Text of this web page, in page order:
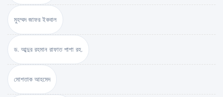
মুহম্মদ জাফর ইকবাল
ড. আব্দুর রহমান রাফাত পাশা রহ.
মোশতাক আহমেদ